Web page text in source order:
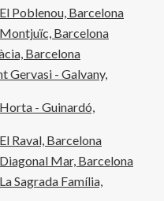
Poblenou, Barcelona
Barcelona
Barcelona
Gervasi - Galvany,
- Guinardó,
Raval, Barcelona
Mar, Barcelona
Sagrada Família,